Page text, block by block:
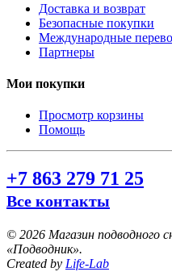
Доставка и возврат
Безопасные покупки
Международные
Партнеры
Мои покупки
Просмотр корзины
Помощь
+7 863 279 71 25
Все контакты
© 2026 Магазин подводного
«Подводник».
Created by Life-Lab